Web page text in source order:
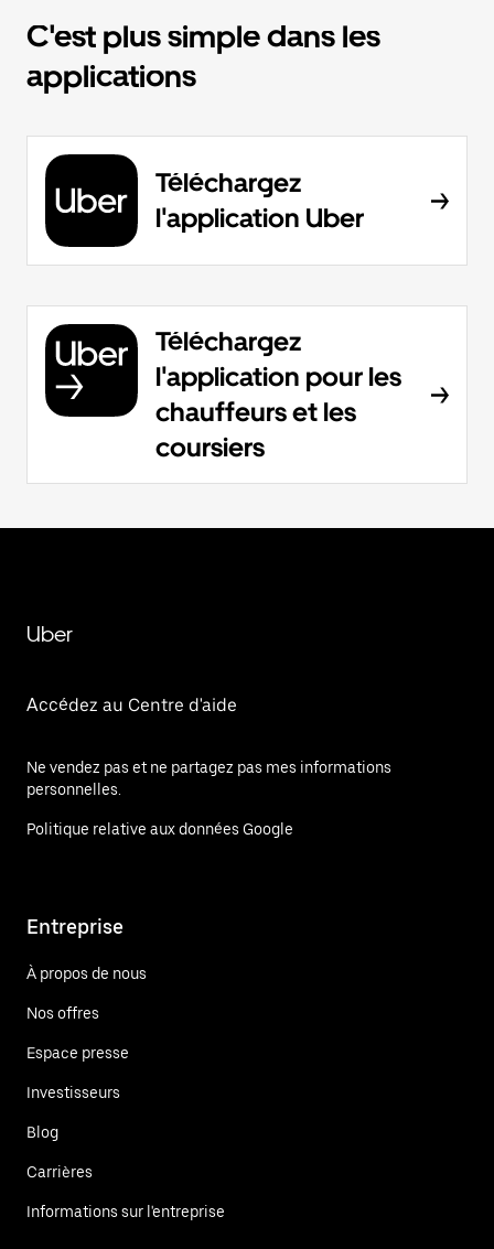
C'est plus simple dans les
applications
Téléchargez
l'application Uber
Téléchargez
l'application pour les
chauffeurs et les
coursiers
Uber
Accédez au Centre d'aide
Ne vendez pas et ne partagez pas mes informations
personnelles.
Politique relative aux données Google
Entreprise
À propos de nous
Nos offres
Espace presse
Investisseurs
Blog
Carrières
Informations sur l'entreprise